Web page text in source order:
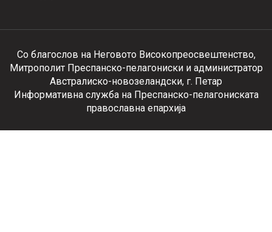
Со благослов на Неговото Високопреосвештенство,
Митрополит Преспанско-пелагониски и администратор
Австралиско-новозеландски, г. Петар
Информативна служба на Преспанско-пелагониската
православна епархија